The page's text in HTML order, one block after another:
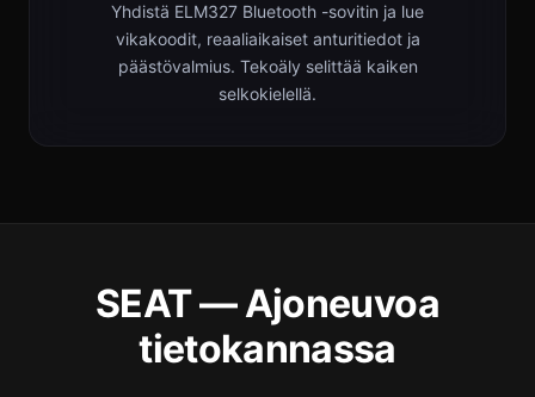
Yhdistä ELM327 Bluetooth -sovitin ja lue
vikakoodit, reaaliaikaiset anturitiedot ja
päästövalmius. Tekoäly selittää kaiken
selkokielellä.
SEAT — Ajoneuvoa
tietokannassa